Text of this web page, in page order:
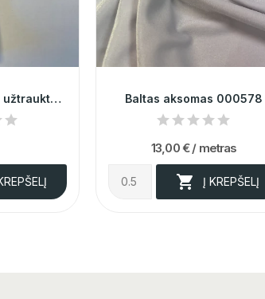
Juodas traktorinis užtrauktukas nr. 5, 16cm,... Baltas aksomas 000578
13,00 € / metras
 Į KREPŠELĮ